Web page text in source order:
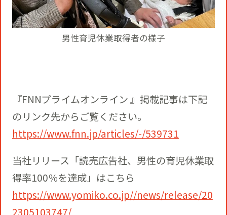
PR
男性育児休業取得者の様子
『FNNプライムオンライン 』掲載記事は下記
のリンク先からご覧ください。
https://www.fnn.jp/articles/-/539731
当社リリース「読売広告社、男性の育児休業取
得率100％を達成」はこちら
https://www.yomiko.co.jp//news/release/20
2305103747/